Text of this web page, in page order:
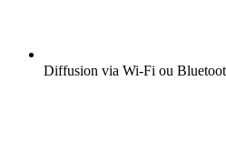
Diffusion via Wi-Fi ou